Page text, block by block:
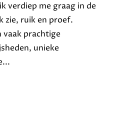
verdiep me graag in de
zie, ruik en proef.
vaak prachtige
unieke